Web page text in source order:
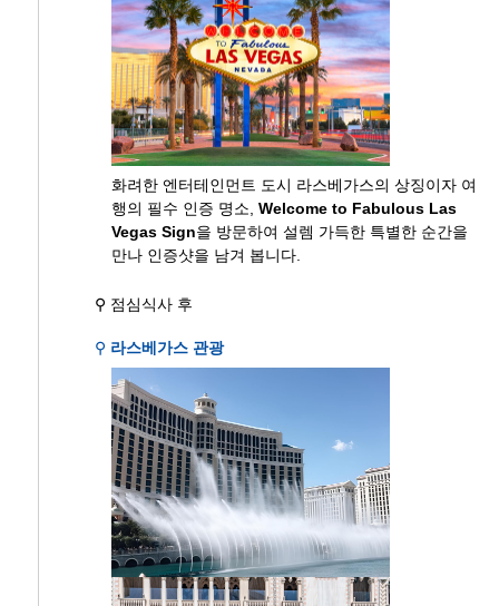
화려한 엔터테인먼트 도시 라스베가스의 상징이자 여
행의 필수 인증 명소, Welcome to Fabulous Las
Vegas Sign을 방문하여 설렘 가득한 특별한 순간을
만나 인증샷을 남겨 봅니다.
⚲ 점심식사 후
⚲ 라스베가스 관광